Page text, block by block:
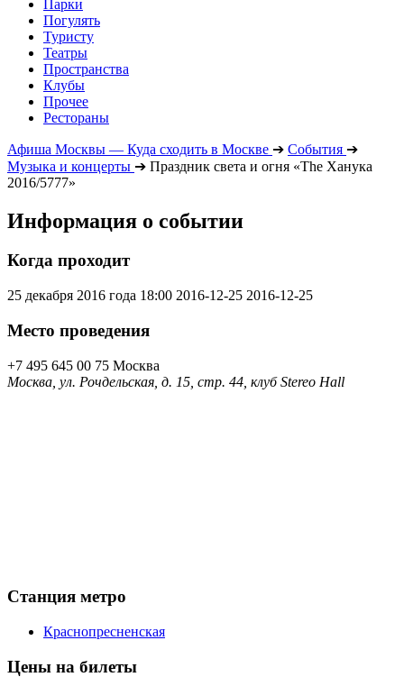
Парки
Погулять
Туристу
Театры
Пространства
Клубы
Прочее
Рестораны
Афиша Москвы — Куда сходить в Москве ➔ События ➔
Музыка и концерты ➔ Праздник света и огня «The Ханука
2016/5777»
Информация о событии
Когда проходит
25 декабря 2016 года 18:00 2016-12-25 2016-12-25
Место проведения
+7 495 645 00 75 Москва
Москва, ул. Рочдельская, д. 15, стр. 44, клуб Stereo Hall
Станция метро
Краснопресненская
Цены на билеты